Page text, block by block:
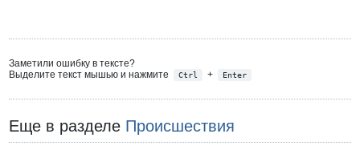
Заметили ошибку в тексте?
Выделите текст мышью и нажмите
Ctrl + Enter
Еще в разделе Происшествия